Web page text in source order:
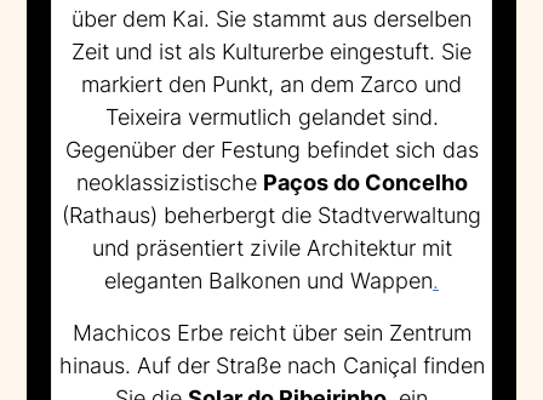
über dem Kai. Sie stammt aus derselben
Zeit und ist als Kulturerbe eingestuft. Sie
markiert den Punkt, an dem Zarco und
Teixeira vermutlich gelandet sind.
Gegenüber der Festung befindet sich das
neoklassizistische Paços do Concelho
(Rathaus) beherbergt die Stadtverwaltung
und präsentiert zivile Architektur mit
eleganten Balkonen und Wappen.
Machicos Erbe reicht über sein Zentrum
hinaus. Auf der Straße nach Caniçal finden